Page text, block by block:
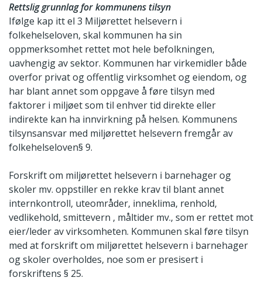
Rettslig grunnlag for kommunens tilsyn
Ifølge kap itt el 3 Miljørettet helsevern i
folkehelseloven, skal kommunen ha sin
oppmerksomhet rettet mot hele befolkningen,
uavhengig av sektor. Kommunen har virkemidler både
overfor privat og offentlig virksomhet og eiendom, og
har blant annet som oppgave å føre tilsyn med
faktorer i miljøet som til enhver tid direkte eller
indirekte kan ha innvirkning på helsen. Kommunens
tilsynsansvar med miljørettet helsevern fremgår av
folkehelseloven§ 9.
Forskrift om miljørettet helsevern i barnehager og
skoler mv. oppstiller en rekke krav til blant annet
internkontroll, uteområder, inneklima, renhold,
vedlikehold, smittevern , måltider mv., som er rettet mot
eier/leder av virksomheten. Kommunen skal føre tilsyn
med at forskrift om miljørettet helsevern i barnehager
og skoler overholdes, noe som er presisert i
forskriftens § 25.